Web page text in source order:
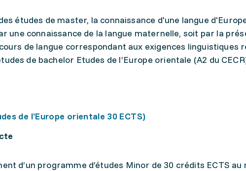
études de master, la connaissance d'une langue
une connaissance de la langue maternelle, soit par la
de langue correspondant aux exigences linguistiques
de bachelor Etudes de l’Europe orientale (A2 du
de l’Europe orientale 30 ECTS)
d’un programme d’études Minor de 30 crédits ECTS